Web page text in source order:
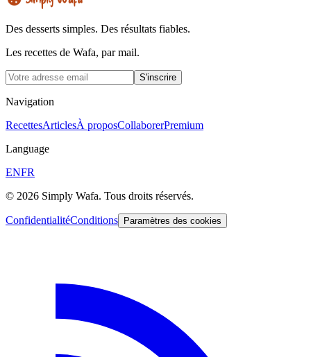
Des desserts simples. Des résultats fiables.
Les recettes de Wafa, par mail.
S'inscrire
Navigation
RecettesArticlesÀ proposCollaborerPremium
Language
ENFR
© 2026 Simply Wafa. Tous droits réservés.
ConfidentialitéConditions Paramètres des cookies